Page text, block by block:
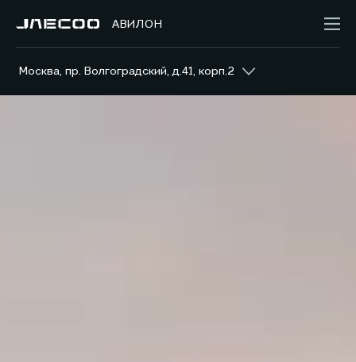
АВИЛОН
Москва, пр. Волгоградский, д.41, корп.2